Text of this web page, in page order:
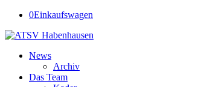
0Einkaufswagen
News
Archiv
Das Team